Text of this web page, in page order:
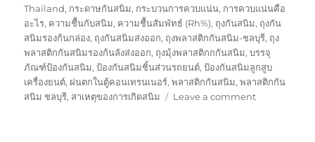
Thailand, กระดาษกันสนิม, กระบวนการควบแน่น, การควบแน่นคือ
อะไร, ความชื้นกับสนิม, ความชื้นสัมพัทธ์ (Rh%), ถุงกันสนิม, ถุงกัน
สนิมรองก้นกล่อง, ถุงกันสนิมส่งออก, ถุงพลาสติกกันสนิม-ชลบุรี, ถุง
พลาสติกกันสนิมรองก้นลังส่งออก, ถุงมุ้งพลาสติกกกันสนิม,บรรจุ
ภัณฑ์ป้องกันสนิม,ป้องกันสนิมชิ้นส่วนรถยนต์,ป้องกันสนิมลูกสูบ
เครื่องยนต์, ฝนตกในตู้คอนเทรนเนอร์,พลาสติกกันสนิม,พลาสติกกัน
สนิม ชลบุรี, สาเหตุของการเกิดสนิม Leave a commenton